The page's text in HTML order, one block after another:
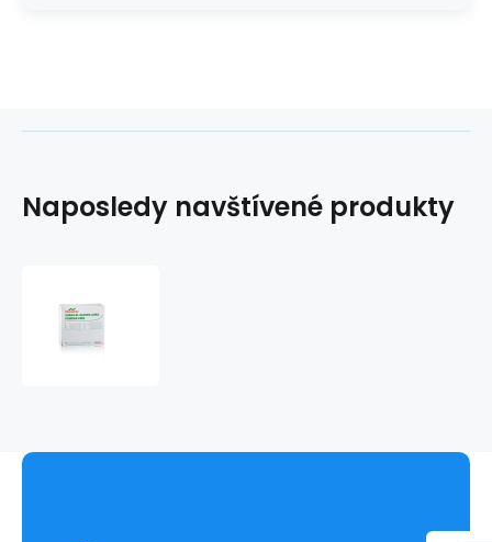
Naposledy navštívené produkty
párov/bal)